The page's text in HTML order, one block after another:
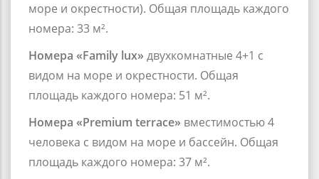
море и окрестности). Общая площадь каждого
номера: 33 м².
Номера «Family lux» двухкомнатные 4+1 с
видом на море и окрестности. Общая
площадь каждого номера: 51 м².
Номера «Premium terrace» вместимостью 4
человека с видом на море и бассейн. Общая
площадь каждого номера: 37 м².